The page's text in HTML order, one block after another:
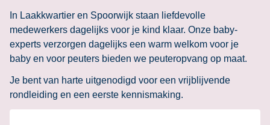
In Laakkwartier en Spoorwijk staan liefdevolle
medewerkers dagelijks voor je kind klaar. Onze baby-
experts verzorgen dagelijks een warm welkom voor je
baby en voor peuters bieden we peuteropvang op maat.
Je bent van harte uitgenodigd voor een vrijblijvende
rondleiding en een eerste kennismaking.